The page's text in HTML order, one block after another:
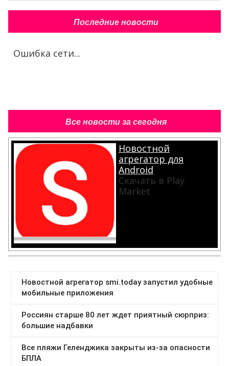
Последние новости
Ошибка сети...
Все новости за сегодня
Новостной
агрегатор для
Android
Скачать в Play
Market